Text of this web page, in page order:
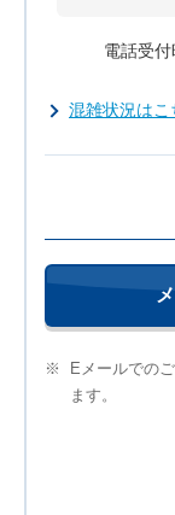
電話受付
混雑状況はこ
※
Eメールでの
ます。